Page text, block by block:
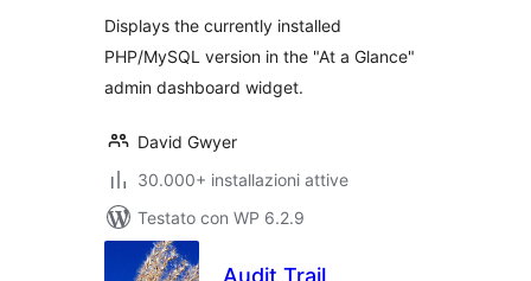
Displays the currently installed
PHP/MySQL version in the "At a Glance"
admin dashboard widget.
David Gwyer
30.000+ installazioni attive
Testato con WP 6.2.9
Audit Trail